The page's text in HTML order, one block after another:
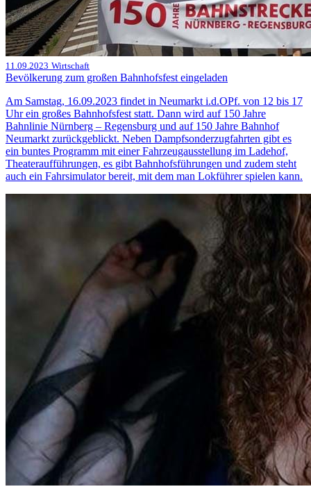
11.09.2023 Wirtschaft
Bevölkerung zum großen Bahnhofsfest eingeladen
Am Samstag, 16.09.2023 findet in Neumarkt i.d.OPf. von 12 bis 17
Uhr ein großes Bahnhofsfest statt. Dann wird auf 150 Jahre
Bahnlinie Nürnberg – Regensburg und auf 150 Jahre Bahnhof
Neumarkt zurückgeblickt. Neben Dampfsonderzugfahrten gibt es
ein buntes Programm mit einer Fahrzeugausstellung im Ladehof,
Theateraufführungen, es gibt Bahnhofsführungen und zudem steht
auch ein Fahrsimulator bereit, mit dem man Lokführer spielen kann.